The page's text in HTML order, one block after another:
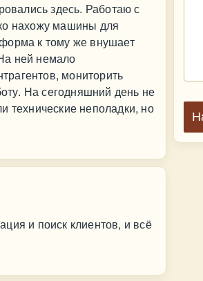
здесь. Работаю с
нахожу машины для
к тому же внушает
ней немало
мониторить
На сегодняшний день не
технические неполадки, но
и поиск клиентов, и всё